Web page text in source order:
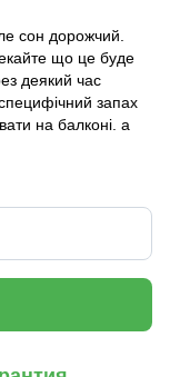
сон дорожчий.
що це буде
деякий час
запах
на балконі. а